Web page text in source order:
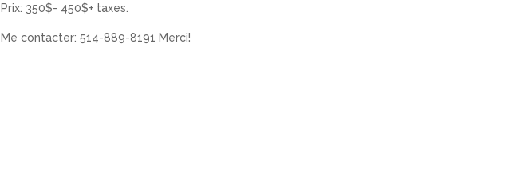
Prix: 350$- 450$+ taxes.
Me contacter: 514-889-8191 Merci!